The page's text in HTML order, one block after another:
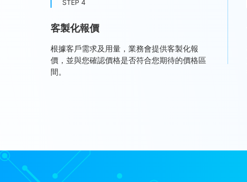
STEP 4
客製化報價
根據客戶需求及用量，業務會提供客製化報
價，並與您確認價格是否符合您期待的價格區
間。